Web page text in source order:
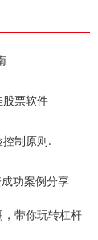
票软件
制原则.
功案例分享
带你玩转杠杆